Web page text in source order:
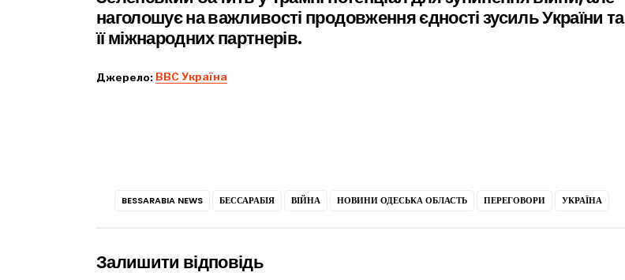
наголошує на важливості продовження єдності зусиль України та
її міжнародних партнерів.
Джерело: ВВС Україна
BESSARABIA NEWS БЕССАРАБІЯ ВІЙНА НОВИНИ ОДЕСЬКА ОБЛАСТЬ ПЕРЕГОВОРИ УКРАЇНА
Залишити відповідь